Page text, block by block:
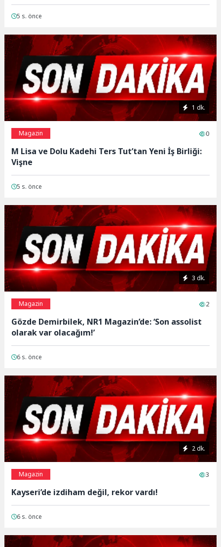
5 s. önce
1 dk.
Magazin 0
M Lisa ve Dolu Kadehi Ters Tut’tan Yeni İş Birliği:
Vişne
5 s. önce
3 dk.
Magazin 2
Gözde Demirbilek, NR1 Magazin’de: ‘Son assolist
olarak var olacağım!’
6 s. önce
2 dk.
Magazin 3
Kayseri’de izdiham değil, rekor vardı!
6 s. önce